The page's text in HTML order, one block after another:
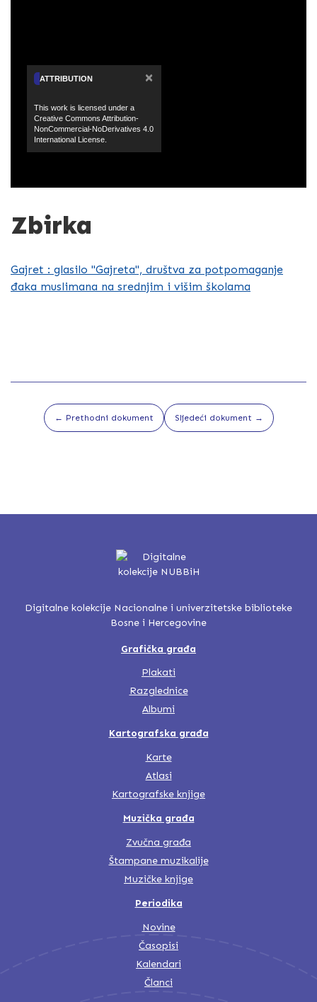
Zbirka
Gajret : glasilo "Gajreta", društva za potpomaganje
đaka muslimana na srednjim i višim školama
ATTRIBUTION ×
This work is licensed under a
Creative Commons Attribution-
NonCommercial-NoDerivatives 4.0
International License.
← Prethodni dokument Sljedeći dokument →
Digitalne kolekcije Nacionalne i univerzitetske biblioteke
Bosne i Hercegovine
Grafička građa
Plakati
Razglednice
Albumi
Kartografska građa
Karte
Atlasi
Kartografske knjige
Muzička građa
Zvučna građa
Štampane muzikalije
Muzičke knjige
Periodika
Novine
Časopisi
Kalendari
Članci